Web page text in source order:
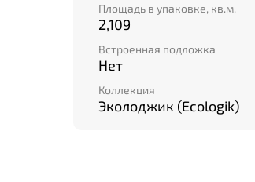
Площадь в упаковке, кв.м.
2,109
Встроенная подложка
Нет
Коллекция
Эколоджик (Ecologik)